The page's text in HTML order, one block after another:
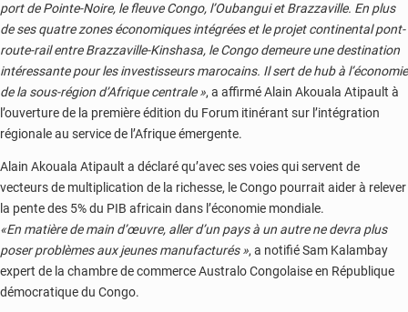
port de Pointe-Noire, le fleuve Congo, l’Oubangui et Brazzaville. En plus
de ses quatre zones économiques intégrées et le projet continental pont-
route-rail entre Brazzaville-Kinshasa, le Congo demeure une destination
intéressante pour les investisseurs marocains. Il sert de hub à l’économie
de la sous-région d’Afrique centrale », a affirmé Alain Akouala Atipault à
l’ouverture de la première édition du Forum itinérant sur l’intégration
régionale au service de l’Afrique émergente.
Alain Akouala Atipault a déclaré qu’avec ses voies qui servent de
vecteurs de multiplication de la richesse, le Congo pourrait aider à relever
la pente des 5% du PIB africain dans l’économie mondiale.
«En matière de main d’œuvre, aller d’un pays à un autre ne devra plus
poser problèmes aux jeunes manufacturés », a notifié Sam Kalambay
expert de la chambre de commerce Australo Congolaise en République
démocratique du Congo.